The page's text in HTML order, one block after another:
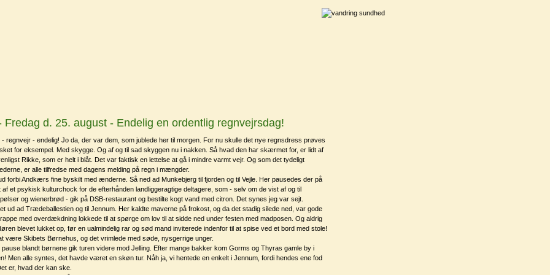
Fredag d. 25. august - Endelig en ordentlig regnvejrsdag!
regnvejr - endelig! Jo da, der var dem, som jublede her til morgen. For nu skulle det nye regnsdress prøves
for eksempel. Med skygge. Og af og til sad skyggen nu i nakken. Så hvad den har skærmet for, er lidt af
Rikke, som er helt i blåt. Det var faktisk en lettelse at gå i mindre varmt vejr. Og som det tydeligt
er alle tilfredse med dagens melding på regn i mængder.
forbi Andkærs fine byskilt med ænderne. Så ned ad Munkebjerg til fjorden og til Vejle. Her pausedes der på
af et psykisk kulturchock for de efterhånden landliggeragtige deltagere, som - selv om de vist af og til
og wienerbrød - gik på DSB-restaurant og bestilte kogt vand med citron. Det synes jeg var sejt.
ud ad Trædeballestien og til Jennum. Her kaldte maverne på frokost, og da det stadig silede ned, var gode
med overdækdning lokkede til at spørge om lov til at sidde ned under festen med madposen. Og aldrig
blevet lukket op, før en ualmindelig rar og sød mand inviterede indenfor til at spise ved et bord med stole!
være Skibets Børnehus, og det vrimlede med søde, nysgerrige unger.
blandt børnene gik turen videre mod Jelling. Efter mange bakker kom Gorms og Thyras gamle by i
Men alle syntes, det havde været en skøn tur. Nåh ja, vi hentede en enkelt i Jennum, fordi hendes ene fod
er, hvad der kan ske.